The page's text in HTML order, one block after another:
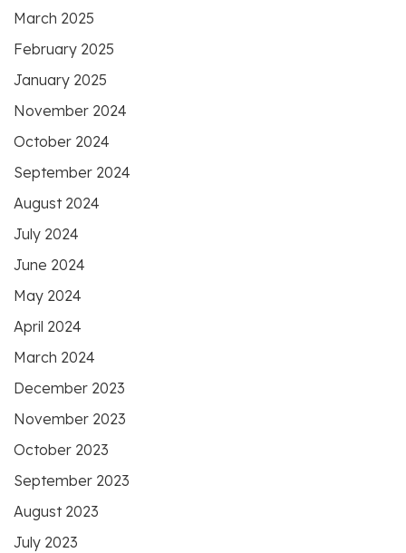
March 2025
February 2025
January 2025
November 2024
October 2024
September 2024
August 2024
July 2024
June 2024
May 2024
April 2024
March 2024
December 2023
November 2023
October 2023
September 2023
August 2023
July 2023